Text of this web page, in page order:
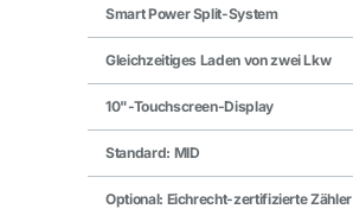
Smart Power Split-System
Gleichzeitiges Laden von zwei Lkw
10"-Touchscreen-Display
Standard: MID
Optional: Eichrecht-zertifizierte Zähler